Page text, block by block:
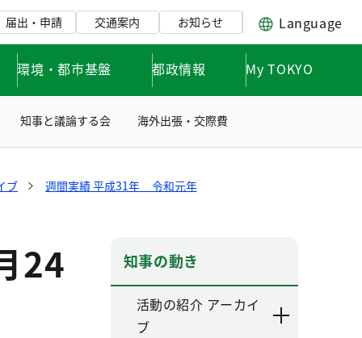
届出・申請 交通案内 お知らせ Language
環境・都市基盤 都政情報 My TOKYO
知事と議論する会 海外出張・交際費
ブ 週間実績 平成31年 令和元年
24 知事の動き
活動の紹介 アーカイ
ブ